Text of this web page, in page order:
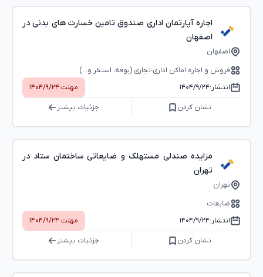
اجاره آپارتمان اداری صندوق تامین خسارت های بدنی در
اصفهان
اصفهان
فروش و اجاره اماکن اداری-تجاری (بوفه، استخر و...)
انتشار:۱۴۰۴/۹/۲۴ مهلت:۱۴۰۴/۹/۲۴
نشان کردن جزئیات بیشتر
مزایده صندلی مستهلک و ضایعاتی ساختمان ستاد در
تهران
تهران
ضایعات
انتشار:۱۴۰۴/۹/۲۴ مهلت:۱۴۰۴/۹/۲۴
نشان کردن جزئیات بیشتر